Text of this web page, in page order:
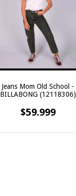
Jeans Mom Old School -
BILLABONG (12118306)
$59.999